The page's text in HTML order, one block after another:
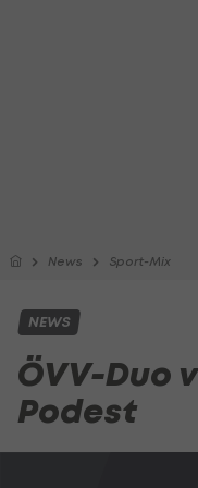
News Sport-Mix
NEWS
ÖVV-Duo
Podest